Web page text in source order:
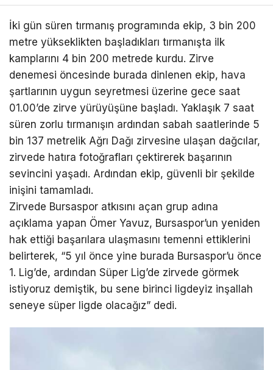
İki gün süren tırmanış programında ekip, 3 bin 200
metre yükseklikten başladıkları tırmanışta ilk
kamplarını 4 bin 200 metrede kurdu. Zirve
denemesi öncesinde burada dinlenen ekip, hava
şartlarının uygun seyretmesi üzerine gece saat
01.00’de zirve yürüyüşüne başladı. Yaklaşık 7 saat
süren zorlu tırmanışın ardından sabah saatlerinde 5
bin 137 metrelik Ağrı Dağı zirvesine ulaşan dağcılar,
zirvede hatıra fotoğrafları çektirerek başarının
sevincini yaşadı. Ardından ekip, güvenli bir şekilde
inişini tamamladı.
Zirvede Bursaspor atkısını açan grup adına
açıklama yapan Ömer Yavuz, Bursaspor’un yeniden
hak ettiği başarılara ulaşmasını temenni ettiklerini
belirterek, “5 yıl önce yine burada Bursaspor’u önce
1. Lig’de, ardından Süper Lig’de zirvede görmek
istiyoruz demiştik, bu sene birinci ligdeyiz inşallah
seneye süper ligde olacağız” dedi.